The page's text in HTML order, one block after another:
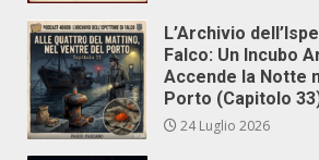
L’Archivio
Falco: Un Incubo
Accende la Notte
Porto (Capitolo
24 Luglio 2026